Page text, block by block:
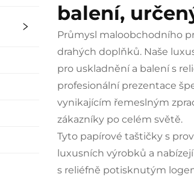
balení,
Průmysl maloobchodního
drahých doplňků. Naše
pro uskladnění a balení s
profesionální prezentace
vynikajícím řemeslným
zákazníky po celém světě.
Tyto papírové taštičky s
luxusních výrobků a
s reliéfně potisknutým